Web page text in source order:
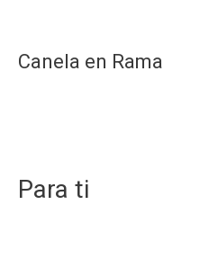
Canela en Rama
Para ti